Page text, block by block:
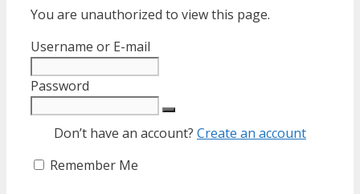
You are unauthorized to view this page.
Username or E-mail
Password
Don’t have an account? Create an account
Remember Me